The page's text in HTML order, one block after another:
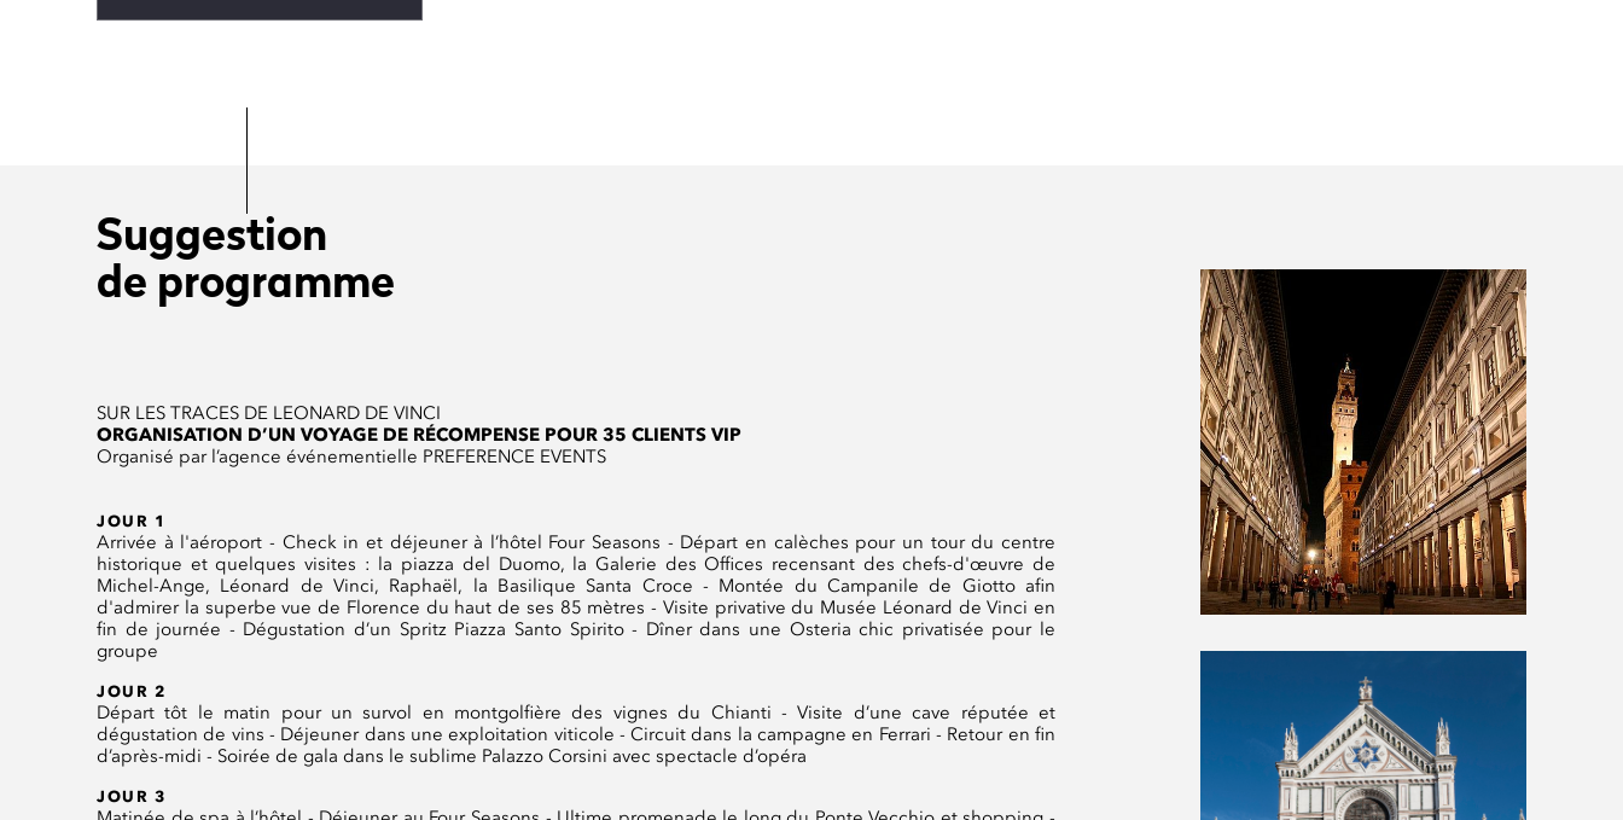
Suggestion
de programme
SUR LES TRACES DE LEONARD DE VINCI
ORGANISATION D’UN VOYAGE DE RÉCOMPENSE POUR 35 CLIENTS VIP
Organisé par l’agence événementielle PREFERENCE EVENTS
JOUR 1
Arrivée à l'aéroport - Check in et déjeuner à l’hôtel Four Seasons - Départ en calèches pour un tour du centre
historique et quelques visites : la piazza del Duomo, la Galerie des Offices recensant des chefs-d'œuvre de
Michel-Ange, Léonard de Vinci, Raphaël, la Basilique Santa Croce - Montée du Campanile de Giotto afin
d'admirer la superbe vue de Florence du haut de ses 85 mètres - Visite privative du Musée Léonard de Vinci en
fin de journée - Dégustation d’un Spritz Piazza Santo Spirito - Dîner dans une Osteria chic privatisée pour le
groupe
JOUR 2
Départ tôt le matin pour un survol en montgolfière des vignes du Chianti - Visite d’une cave réputée et
dégustation de vins - Déjeuner dans une exploitation viticole - Circuit dans la campagne en Ferrari - Retour en fin
d’après-midi - Soirée de gala dans le sublime Palazzo Corsini avec spectacle d’opéra
JOUR 3